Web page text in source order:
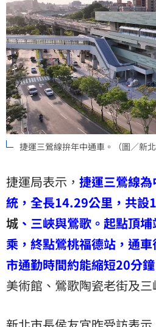
捷運三鶯線拚年中通車。（圖／新北
捷運局表示， 捷運三鶯線
統，全長14.29公里，共設
城 、三峽與鶯歌。起點頂
乘，終點鶯桃福德站，通
市通勤時間約能縮短20分鐘
美術館、鶯歌陶瓷老街及三